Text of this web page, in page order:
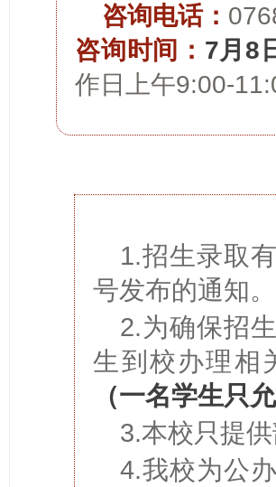
咨询电话：
咨询时间： 7月8
作日上午9:00-
1.招生录取
号发布的通知。
2.为确保招
生到校办理相
（一名学生只
3.本校只提
4.我校为公